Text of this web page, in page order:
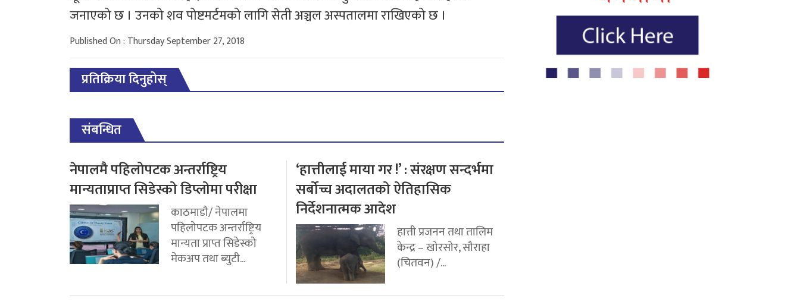
जनाएको छ । उनको शव पोष्टमर्टमको लागि सेती अञ्चल अस्पतालमा राखिएको छ ।
Published On : Thursday September 27, 2018
प्रतिक्रिया दिनुहोस्
संबन्धित
नेपालमै पहिलोपटक अन्तर्राष्ट्रिय
मान्यताप्राप्त सिडेस्को डिप्लोमा परीक्षा
काठमाडौ/ नेपालमा
पहिलोपटक अन्तर्राष्ट्रिय
मान्यता प्राप्त सिडेस्को
मेकअप तथा ब्युटी...
‘हात्तीलाई माया गर !’ : संरक्षण सन्दर्भमा
सर्बोच्च अदालतको ऐतिहासिक
निर्देशनात्मक आदेश
हात्ती प्रजनन तथा तालिम
केन्द्र – खोरसोर, सौराहा
(चितवन) /...